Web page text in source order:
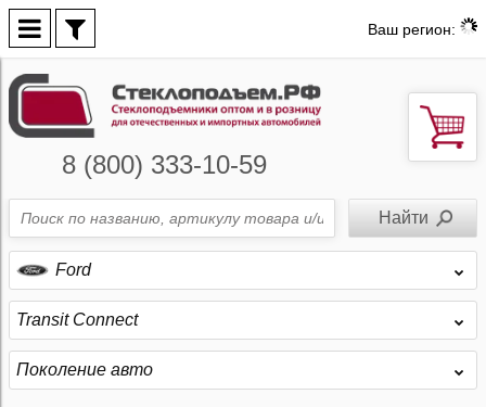
Ваш регион:
8 (800) 333-10-59
Ford
Transit Connect
Поколение авто